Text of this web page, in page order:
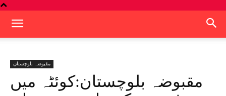
مقبوضہ بلوچستان
مقبوضہ بلوچستان:کوئٹہ میں